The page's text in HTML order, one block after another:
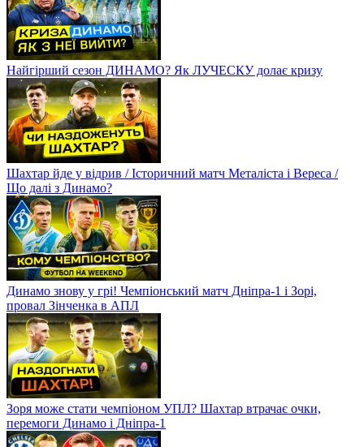
Найгірший сезон ДИНАМО? Як ЛУЧЕСКУ долає кризу
Шахтар йде у відрив / Історичний матч Металіста і Вереса /
Що далі з Динамо?
Динамо знову у грі! Чемпіонський матч Дніпра-1 і Зорі,
провал Зінченка в АПЛ
Зоря може стати чемпіоном УПЛ? Шахтар втрачає очки,
перемоги Динамо і Дніпра-1